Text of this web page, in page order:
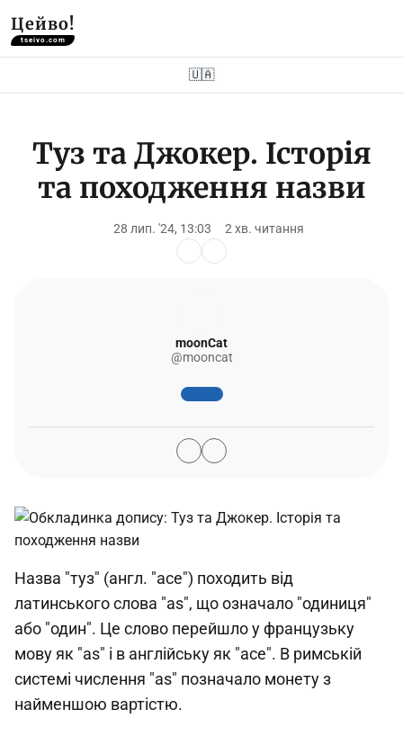
Цейво!
tseivo.com
🇺🇦
Туз та Джокер. Історія
та походження назви
28 лип. '24, 13:03 2 хв. читання
moonCat
@mooncat
Назва "туз" (англ. "ace") походить від
латинського слова "as", що означало "одиниця"
або "один". Це слово перейшло у французьку
мову як "as" і в англійську як "ace". В римській
системі числення "as" позначало монету з
найменшою вартістю.